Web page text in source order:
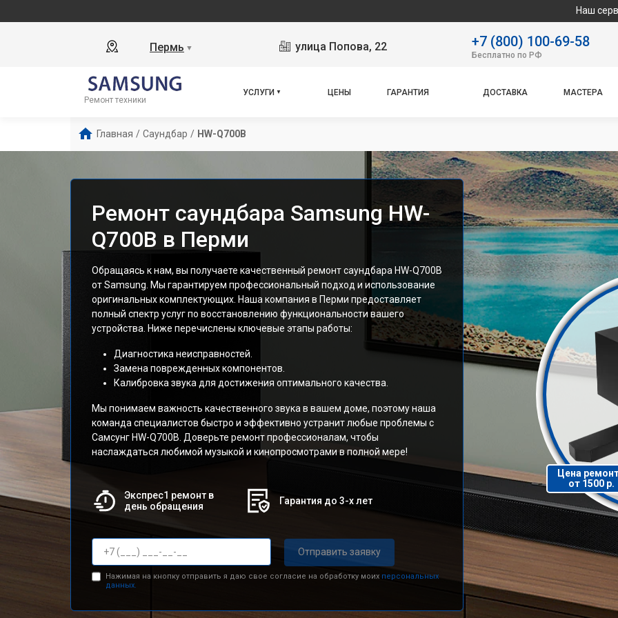
Наш сервисный центр
Пермь ▼ улица Попова, 22 +7 (800) 100-69-58
Бесплатно по РФ
Ремонт техники
УСЛУГИ ЦЕНЫ ГАРАНТИЯ ДОСТАВКА МАСТЕРА
Главная / Саундбар / HW-Q700B
Ремонт саундбара Samsung HW-
Q700B в Перми
Обращаясь к нам, вы получаете качественный ремонт саундбара HW-Q700B
от Samsung. Мы гарантируем профессиональный подход и использование
оригинальных комплектующих. Наша компания в Перми предоставляет
полный спектр услуг по восстановлению функциональности вашего
устройства. Ниже перечислены ключевые этапы работы:
Диагностика неисправностей.
Замена поврежденных компонентов.
Калибровка звука для достижения оптимального качества.
Мы понимаем важность качественного звука в вашем доме, поэтому наша
команда специалистов быстро и эффективно устранит любые проблемы с
Самсунг HW-Q700B. Доверьте ремонт профессионалам, чтобы
наслаждаться любимой музыкой и кинопросмотрами в полной мере!
Экспрес1 ремонт в
день обращения
Гарантия до 3-х лет
Отправить заявку
Нажимая на кнопку отправить я даю свое согласие на обработку моих персональных
данных.
Цена
от 1500 р.